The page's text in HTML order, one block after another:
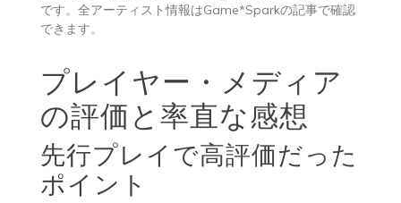
です。全アーティスト情報はGame*Sparkの記事で確認
できます。
プレイヤー・メディア
の評価と率直な感想
先行プレイで高評価だった
ポイント